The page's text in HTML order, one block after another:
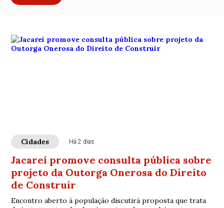
Cidades Há 2 dias
Jacareí promove consulta pública sobre
projeto da Outorga Onerosa do Direito
de Construir
Encontro aberto à população discutirá proposta que trata